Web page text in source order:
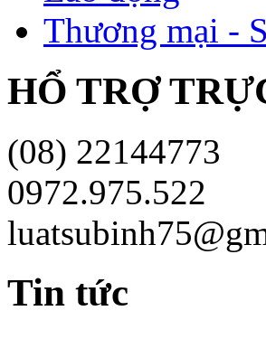
Thương mại -
HỔ TRỢ
(08) 22144773
0972.975.522
Tin tức